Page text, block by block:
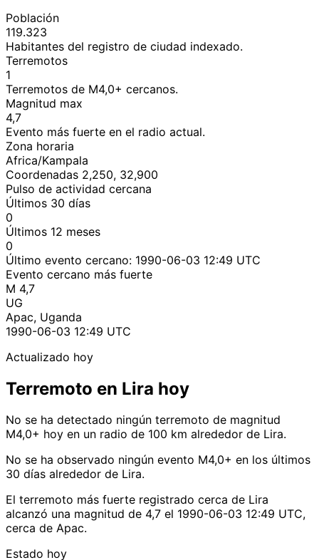
Población
119.323
Habitantes del registro de ciudad indexado.
Terremotos
1
Terremotos de M4,0+ cercanos.
Magnitud max
4,7
Evento más fuerte en el radio actual.
Zona horaria
Africa/Kampala
Coordenadas 2,250, 32,900
Pulso de actividad cercana
Últimos 30 días
0
Últimos 12 meses
0
Último evento cercano: 1990-06-03 12:49 UTC
Evento cercano más fuerte
M 4,7
UG
Apac, Uganda
1990-06-03 12:49 UTC
Actualizado hoy
Terremoto en Lira hoy
No se ha detectado ningún terremoto de magnitud
M4,0+ hoy en un radio de 100 km alrededor de Lira.
No se ha observado ningún evento M4,0+ en los últimos
30 días alrededor de Lira.
El terremoto más fuerte registrado cerca de Lira
alcanzó una magnitud de 4,7 el 1990-06-03 12:49 UTC,
cerca de Apac.
Estado hoy